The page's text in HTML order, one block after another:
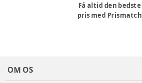
Få altid den bedste
pris med Prismatch
OM OS